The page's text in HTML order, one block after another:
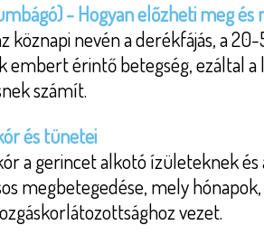
- Hogyan előzheti meg
köznapi nevén a derékfájás, a
érintő betegség, ezáltal a
számít.
és tünetei
a gerincet alkotó ízületeknek
megbetegedése, mely
vezet.